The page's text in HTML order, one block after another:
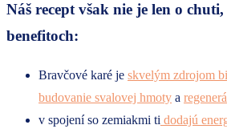
Náš recept však nie je len o
benefitoch:
Bravčové karé je skvelým zdrojom
budovanie svalovej hmoty a
v spojení so zemiakmi ti dodajú